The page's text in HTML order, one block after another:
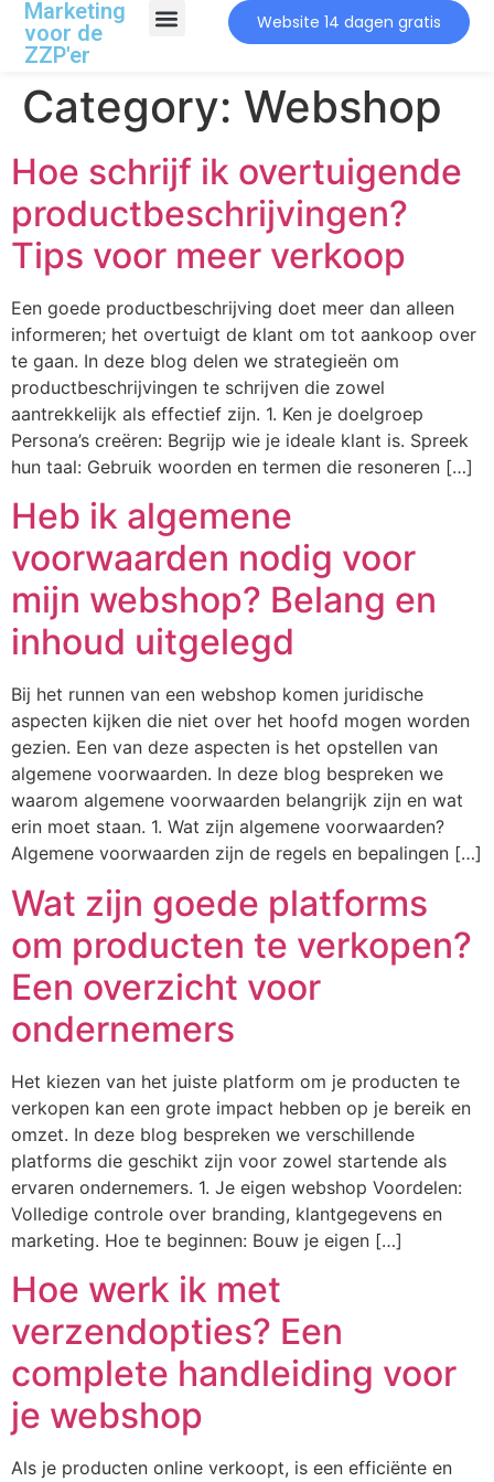
Marketing
voor de
ZZP'er
Website 14 dagen gratis
Category: Webshop
Hoe schrijf ik overtuigende
productbeschrijvingen?
Tips voor meer verkoop
Een goede productbeschrijving doet meer dan alleen
informeren; het overtuigt de klant om tot aankoop over
te gaan. In deze blog delen we strategieën om
productbeschrijvingen te schrijven die zowel
aantrekkelijk als effectief zijn. 1. Ken je doelgroep
Persona’s creëren: Begrijp wie je ideale klant is. Spreek
hun taal: Gebruik woorden en termen die resoneren […]
Heb ik algemene
voorwaarden nodig voor
mijn webshop? Belang en
inhoud uitgelegd
Bij het runnen van een webshop komen juridische
aspecten kijken die niet over het hoofd mogen worden
gezien. Een van deze aspecten is het opstellen van
algemene voorwaarden. In deze blog bespreken we
waarom algemene voorwaarden belangrijk zijn en wat
erin moet staan. 1. Wat zijn algemene voorwaarden?
Algemene voorwaarden zijn de regels en bepalingen […]
Wat zijn goede platforms
om producten te verkopen?
Een overzicht voor
ondernemers
Het kiezen van het juiste platform om je producten te
verkopen kan een grote impact hebben op je bereik en
omzet. In deze blog bespreken we verschillende
platforms die geschikt zijn voor zowel startende als
ervaren ondernemers. 1. Je eigen webshop Voordelen:
Volledige controle over branding, klantgegevens en
marketing. Hoe te beginnen: Bouw je eigen […]
Hoe werk ik met
verzendopties? Een
complete handleiding voor
je webshop
Als je producten online verkoopt, is een efficiënte en